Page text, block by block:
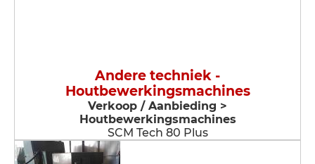
Andere techniek -
Houtbewerkingsmachines
Verkoop / Aanbieding >
Houtbewerkingsmachines
SCM Tech 80 Plus